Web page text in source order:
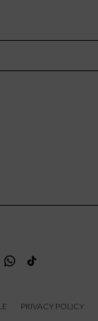
PRIVACY POLICY